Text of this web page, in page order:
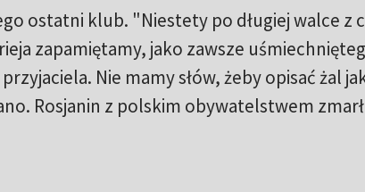
ostatni klub. "Niestety po długiej walce z
zapamiętamy, jako zawsze
Nie mamy słów, żeby opisać żal
Rosjanin z polskim obywatelstwem